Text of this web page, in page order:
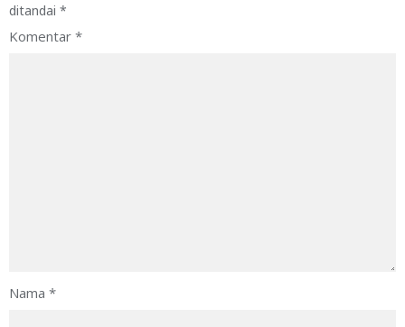
ditandai *
Komentar *
Nama *